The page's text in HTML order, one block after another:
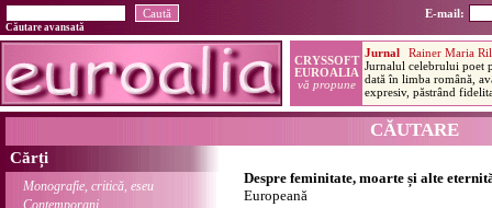
E-mail:
Căutare avansată
CĂUTARE
Cărți
Monografie, critică, eseu
Contemporani
Despre feminitate, moarte și alte
Europeană